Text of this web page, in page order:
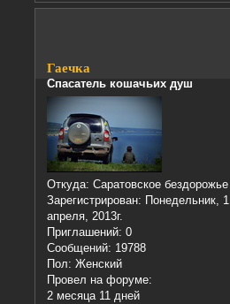
Гаечка
Спасатель кошачьих душ
Откуда: Саратовское бездорожье
Зарегистрирован: Понедельник, 1
апреля, 2013г.
Приглашений: 0
Сообщений: 19788
Пол: Женский
Провел на форуме:
2 месяца 11 дней